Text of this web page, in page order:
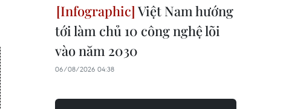
Việt Nam hướng
tới làm chủ 10 công nghệ lõi
vào năm 2030
06/08/2026 04:38